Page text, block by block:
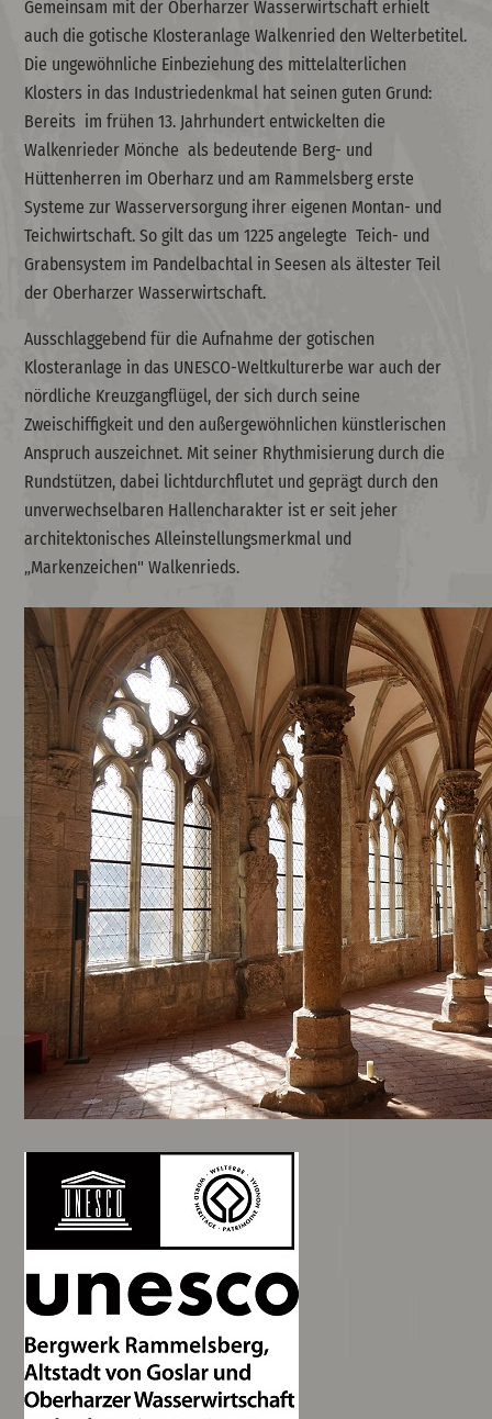
Gemeinsam mit der Oberharzer Wasserwirtschaft erhielt
auch die gotische Klosteranlage Walkenried den Welterbetitel.
Die ungewöhnliche Einbeziehung des mittelalterlichen
Klosters in das Industriedenkmal hat seinen guten Grund:
Bereits im frühen 13. Jahrhundert entwickelten die
Walkenrieder Mönche als bedeutende Berg- und
Hüttenherren im Oberharz und am Rammelsberg erste
Systeme zur Wasserversorgung ihrer eigenen Montan- und
Teichwirtschaft. So gilt das um 1225 angelegte Teich- und
Grabensystem im Pandelbachtal in Seesen als ältester Teil
der Oberharzer Wasserwirtschaft.
Ausschlaggebend für die Aufnahme der gotischen
Klosteranlage in das UNESCO-Weltkulturerbe war auch der
nördliche Kreuzgangflügel, der sich durch seine
Zweischiffigkeit und den außergewöhnlichen künstlerischen
Anspruch auszeichnet. Mit seiner Rhythmisierung durch die
Rundstützen, dabei lichtdurchflutet und geprägt durch den
unverwechselbaren Hallencharakter ist er seit jeher
architektonisches Alleinstellungsmerkmal und
„Markenzeichen" Walkenrieds.